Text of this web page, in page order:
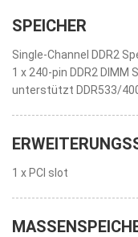
SPEICHER
Single-Channel DDR2
1 x 240-pin DDR2
unterstützt DDR533/
1 x PCI slot